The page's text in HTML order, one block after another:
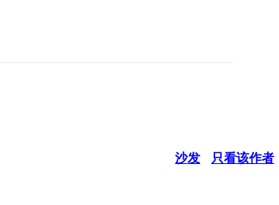
沙发 只看该作者